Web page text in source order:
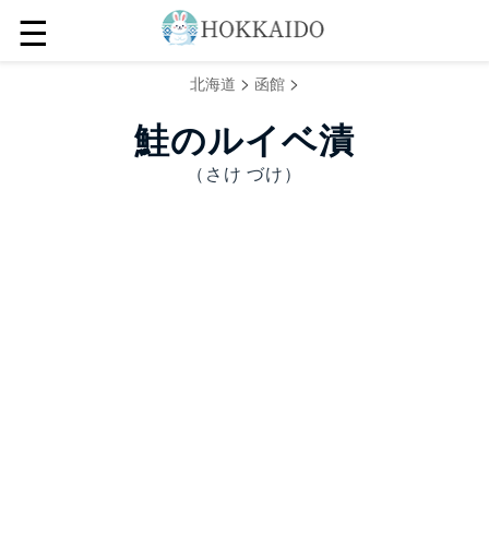
☰
北海道 > 函館 >
鮭のルイベ漬
（さけ づけ）